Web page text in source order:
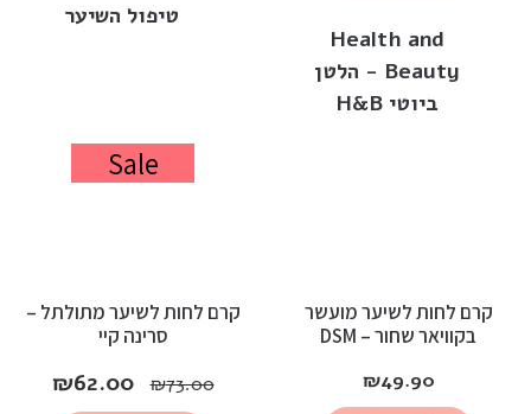
Health and
Beauty - הלטן
ביוטי H&B
טיפול השיער
קרם לחות לשיער מועשר
בקוויאר שחור – DSM
₪49.90
Sale
קרם לחות לשיער מתולתל –
סרינה קיי
₪73.00
₪62.00